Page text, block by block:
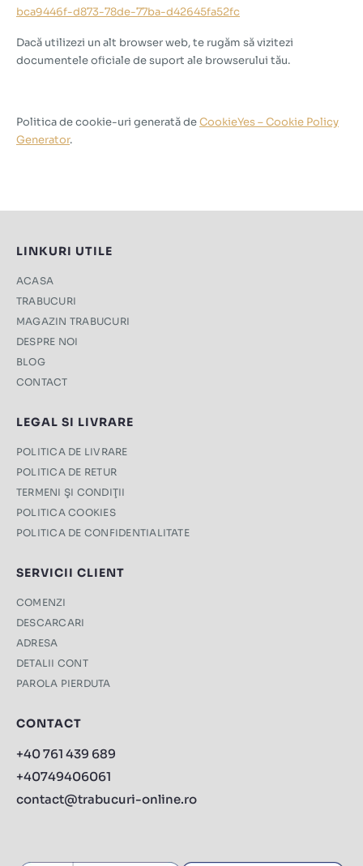
bca9446f-d873-78de-77ba-d42645fa52fc
Dacă utilizezi un alt browser web, te rugăm să vizitezi
documentele oficiale de suport ale browserului tău.
Politica de cookie-uri generată deCookieYes – Cookie Policy
Generator.
LINKURI UTILE
ACASA
TRABUCURI
MAGAZIN TRABUCURI
DESPRE NOI
BLOG
CONTACT
LEGAL SI LIVRARE
POLITICA DE LIVRARE
POLITICA DE RETUR
TERMENI ŞI CONDIŢII
POLITICA COOKIES
POLITICA DE CONFIDENTIALITATE
SERVICII CLIENT
COMENZI
DESCARCARI
ADRESA
DETALII CONT
PAROLA PIERDUTA
CONTACT
+40 761 439 689
+40749406061
contact@trabucuri-online.ro